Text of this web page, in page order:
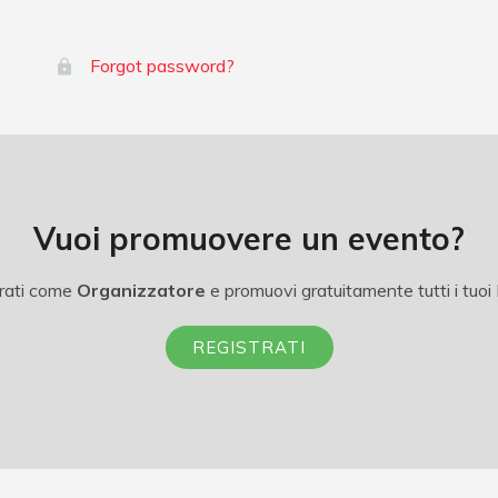
Forgot password?
Vuoi promuovere un evento?
come Organizzatore e promuovi gratuitamente tutti i tuoi
REGISTRATI